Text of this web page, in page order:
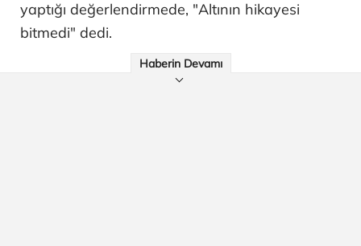
yaptığı değerlendirmede, "Altının hikayesi
bitmedi" dedi.
Haberin Devamı